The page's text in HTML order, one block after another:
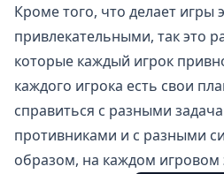
Кроме того, что делает игры
привлекательными, так это
которые каждый игрок
каждого игрока есть свои
справиться с разными
противниками и с разными
образом, на каждом игровом